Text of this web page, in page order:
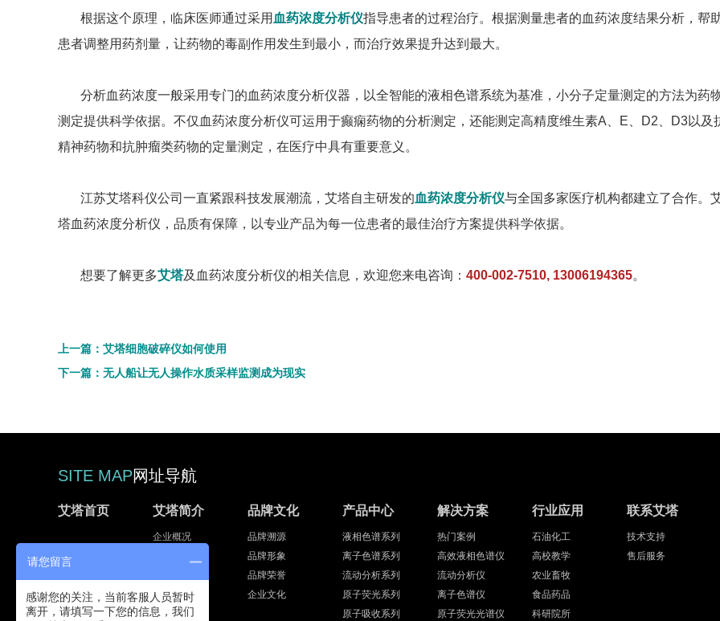
根据这个原理，临床医师通过采用 血药浓度分析仪指导患者的过程治疗。根据测量患者的血药浓度结果分析，帮
患者调整用药剂量，让药物的毒副作用发生到最小，而治疗效果提升达到最大。
分析血药浓度一般采用专门的血药浓度分析仪器，以全智能的液相色谱系统为基准，小分子定量测定的方法为药
测定提供科学依据。不仅血药浓度分析仪可运用于癫痫药物的分析测定，还能测定高精度维生素A、E、D2、D3以及
精神药物和抗肿瘤类药物的定量测定，在医疗中具有重要意义。
江苏艾塔科仪公司一直紧跟科技发展潮流，艾塔自主研发的血药浓度分析仪与全国多家医疗机构都建立了合作。
塔血药浓度分析仪，品质有保障，以专业产品为每一位患者的最佳治疗方案提供科学依据。
想要了解更多艾塔及血药浓度分析仪的相关信息，欢迎您来电咨询： 400-002-7510, 13006194365。
上一篇：艾塔细胞破碎仪如何使用
下一篇：无人船让无人操作水质采样监测成为现实
SITE MAP网址导航
艾塔首页 艾塔简介
企业概况
专家团队
员工风采
品牌文化
品牌溯源
品牌形象
品牌荣誉
企业文化
产品中心
液相色谱系列
离子色谱系列
流动分析系列
原子荧光系列
原子吸收系列
解决方案
热门案例
高效液相色谱仪
流动分析仪
离子色谱仪
原子荧光光谱仪
行业应用
石油化工
高校教学
农业畜牧
食品药品
科研院所
联系艾塔
技术支持
售后服务
请您留言
感谢您的关注，当前客服人员暂时
离开，请填写一下您的信息，我们